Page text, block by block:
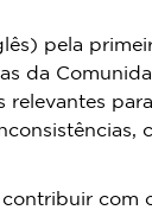
pela
da